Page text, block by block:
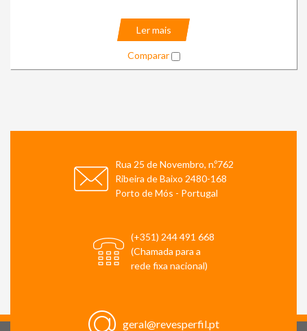
Ler mais
Comparar
Rua 25 de Novembro, n.º762
Ribeira de Baixo 2480-168
Porto de Mós - Portugal
(+351) 244 491 668
(Chamada para a
rede fixa nacional)
geral@revesperfil.pt